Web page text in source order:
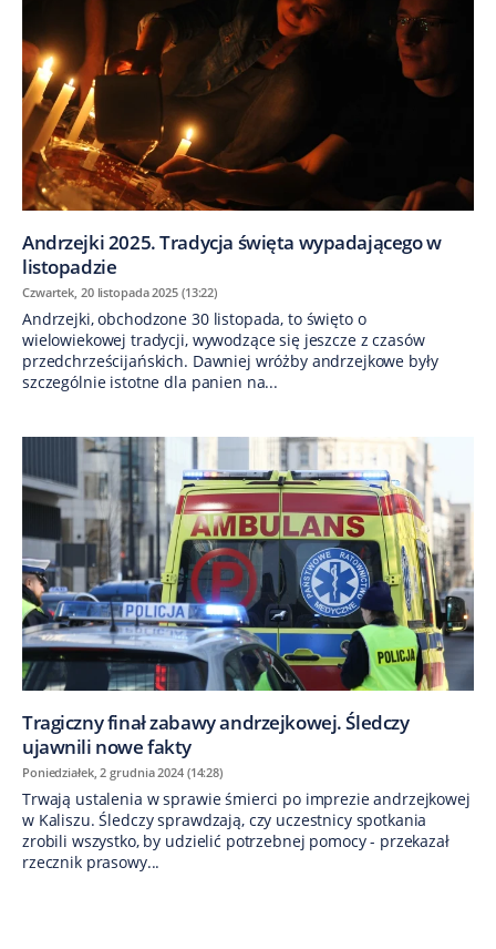
Andrzejki 2025. Tradycja święta wypadającego w
listopadzie
Czwartek, 20 listopada 2025 (13:22)
Andrzejki, obchodzone 30 listopada, to święto o
wielowiekowej tradycji, wywodzące się jeszcze z czasów
przedchrześcijańskich. Dawniej wróżby andrzejkowe były
szczególnie istotne dla panien na...
Tragiczny finał zabawy andrzejkowej. Śledczy
ujawnili nowe fakty
Poniedziałek, 2 grudnia 2024 (14:28)
Trwają ustalenia w sprawie śmierci po imprezie andrzejkowej
w Kaliszu. Śledczy sprawdzają, czy uczestnicy spotkania
zrobili wszystko, by udzielić potrzebnej pomocy - przekazał
rzecznik prasowy...